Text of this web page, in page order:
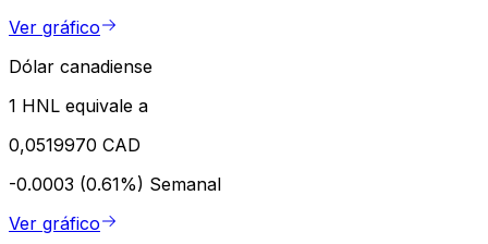
Ver gráfico
Dólar canadiense
1 HNL equivale a
0,0519970 CAD
-0.0003 (0.61%) Semanal
Ver gráfico